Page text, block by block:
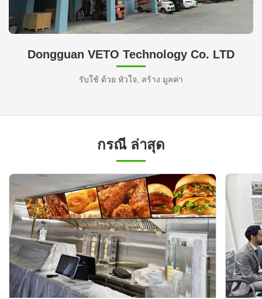
Dongguan VETO Technology Co. LTD
รับใช้ ด้วย หัวใจ, สร้าง มูลค่า
กรณี ล่าสุด